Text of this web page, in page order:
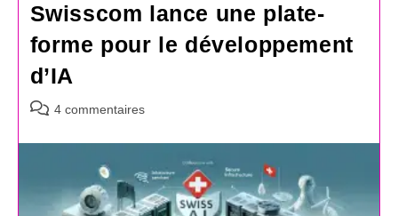
Swisscom lance une plate-
forme pour le développement
d’IA
Commentaires
la
4 commentaires